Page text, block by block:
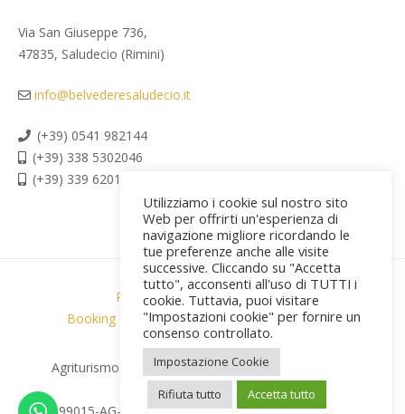
Via San Giuseppe 736,
47835, Saludecio (Rimini)
info@belvederesaludecio.it
(+39) 0541 982144
(+39) 338 5302046
(+39) 339 6201267
Agriturismo Belvedere © 2026 All Rights Reserved |
PI:04565760404
Privacy policy & Cookies
Booking conditions & privacy
Credits [PR]
Utilizziamo i cookie sul nostro sito
Web per offrirti un'esperienza di
navigazione migliore ricordando le
tue preferenze anche alle visite
successive. Cliccando su "Accetta
tutto", acconsenti all'uso di TUTTI i
cookie. Tuttavia, puoi visitare
"Impostazioni cookie" per fornire un
consenso controllato.
Impostazione Cookie
Rifiuta tutto
Accetta tutto